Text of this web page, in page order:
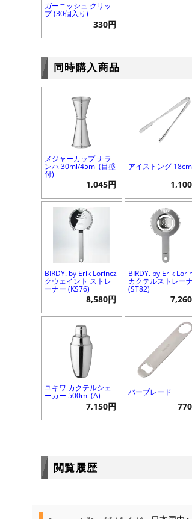
ガーニッシュ クリッ
プ (30個入り)
330円
同時購入商品
メジャーカップ ナラ
ンハ 30ml/45ml (目盛
付)
1,045円
アイストング 18cm
BIRDY. by Erik Lorincz
クウェイント ストレ
ーナー (KS76)
8,580円
BIRDY. by Erik
カクテルストレー
(ST82)
ユキワ カクテルシェ
ーカー 500ml (A)
7,150円
バーブレード
閲覧履歴